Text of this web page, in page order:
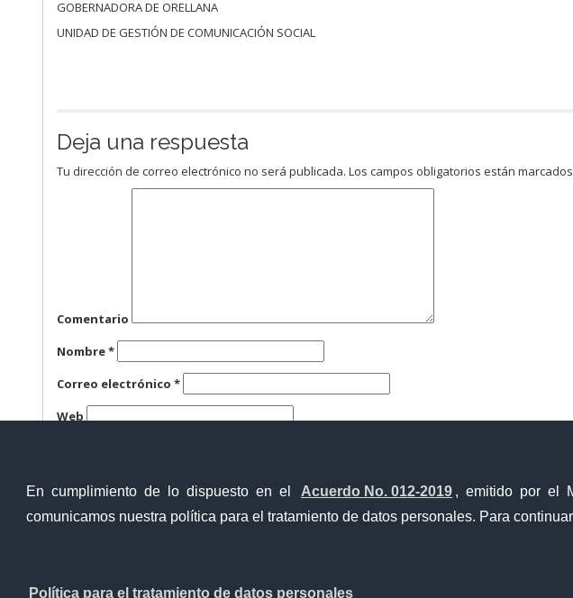
En cumplimiento de lo dispuesto en el Acuerdo No. 012-2019 , emitido por el
comunicamos nuestra política para el tratamiento de datos personales. Para
Política para el tratamiento de datos personales
GOBERNADORA DE ORELLANA
UNIDAD DE GESTIÓN DE COMUNICACIÓN SOCIAL
Deja una respuesta
Tu dirección de correo electrónico no será publicada. Los campos obligatorios están
Comentario
Nombre*
Correo electrónico*
Web